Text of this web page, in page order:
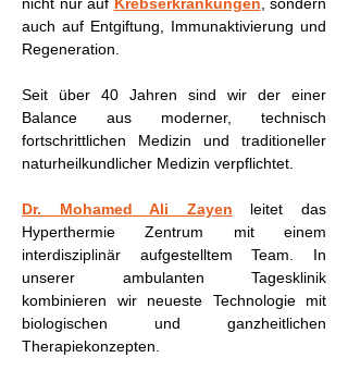
auch auf Entgiftung, Immunaktivierung und
Regeneration.
Seit über 40 Jahren sind wir der einer
Balance aus moderner, technisch
fortschrittlichen Medizin und traditioneller
naturheilkundlicher Medizin verpflichtet.
Dr. Mohamed Ali Zayen leitet das
Hyperthermie Zentrum mit einem
interdisziplinär aufgestelltem Team. In
unserer ambulanten Tagesklinik
kombinieren wir neueste Technologie mit
biologischen und ganzheitlichen
Therapiekonzepten.